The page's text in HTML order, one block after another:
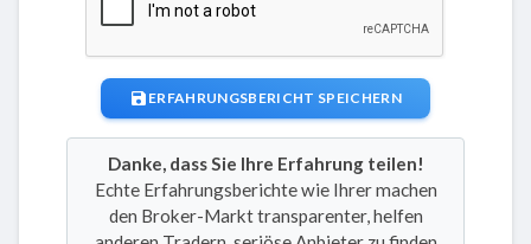
ERFAHRUNGSBERICHT SPEICHERN
Danke, dass Sie Ihre Erfahrung teilen!
Echte Erfahrungsberichte wie Ihrer machen
den Broker-Markt transparenter, helfen